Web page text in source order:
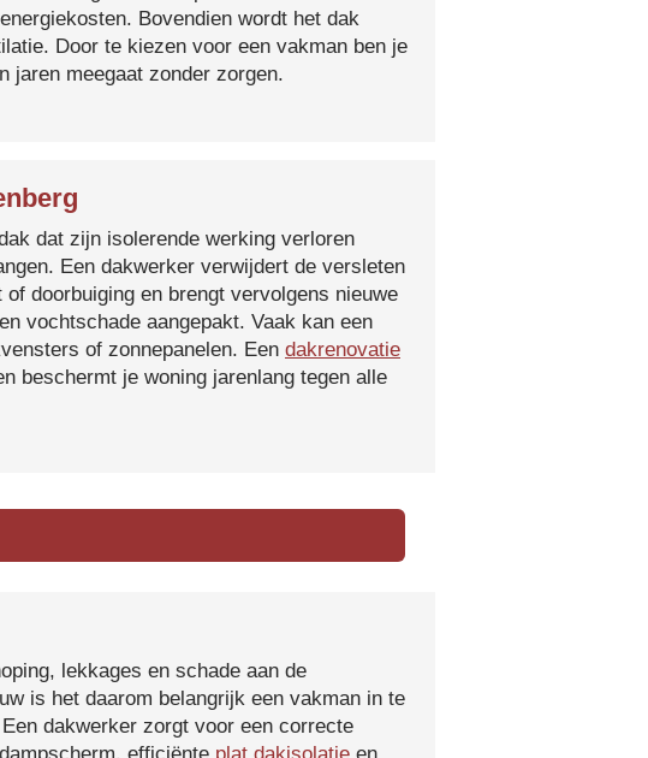
Bovendien wordt het dak
Door te kiezen voor een vakman ben je
jaren meegaat zonder zorgen.
dat zijn isolerende werking verloren
Een dakwerker verwijdert de versleten
doorbuiging en brengt vervolgens nieuwe
vochtschade aangepakt. Vaak kan een
of zonnepanelen. Een dakrenovatie
beschermt je woning jarenlang tegen alle
lekkages en schade aan de
is het daarom belangrijk een vakman in te
dakwerker zorgt voor een correcte